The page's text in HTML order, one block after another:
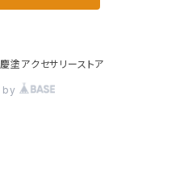
アクセサリーストア
by